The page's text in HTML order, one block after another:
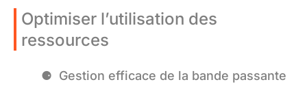
Optimiser l’utilisation des
ressources
Gestion efficace de la bande passante